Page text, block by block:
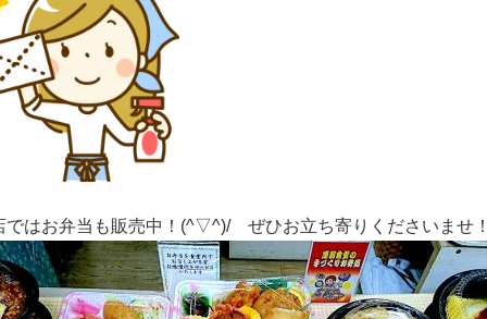
ではお弁当も販売中！(^▽^)/ ぜひお立ち寄りくださいませ